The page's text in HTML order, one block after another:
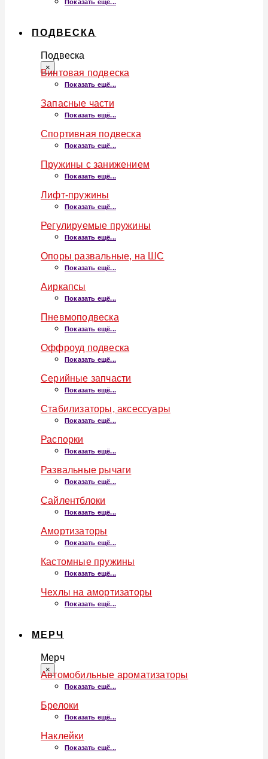
Показать ещё...
ПОДВЕСКА
Подвеска
×
Винтовая подвеска
Показать ещё...
Запасные части
Показать ещё...
Спортивная подвеска
Показать ещё...
Пружины с занижением
Показать ещё...
Лифт-пружины
Показать ещё...
Регулируемые пружины
Показать ещё...
Опоры развальные, на ШС
Показать ещё...
Аиркапсы
Показать ещё...
Пневмоподвеска
Показать ещё...
Оффроуд подвеска
Показать ещё...
Серийные запчасти
Показать ещё...
Стабилизаторы, аксессуары
Показать ещё...
Распорки
Показать ещё...
Развальные рычаги
Показать ещё...
Сайлентблоки
Показать ещё...
Амортизаторы
Показать ещё...
Кастомные пружины
Показать ещё...
Чехлы на амортизаторы
Показать ещё...
МЕРЧ
Мерч
×
Автомобильные ароматизаторы
Показать ещё...
Брелоки
Показать ещё...
Наклейки
Показать ещё...